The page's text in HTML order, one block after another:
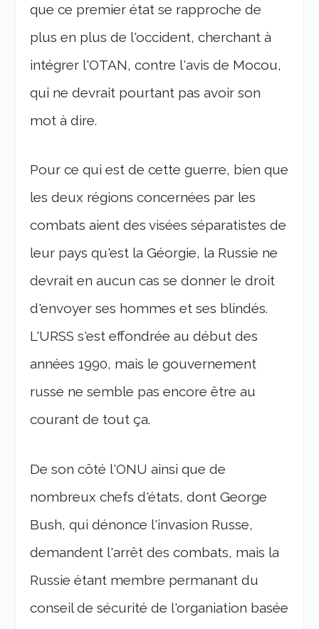
que ce premier état se rapproche de
plus en plus de l'occident, cherchant à
intégrer l'OTAN, contre l'avis de Mocou,
qui ne devrait pourtant pas avoir son
mot à dire.
Pour ce qui est de cette guerre, bien que
les deux régions concernées par les
combats aient des visées séparatistes de
leur pays qu'est la Géorgie, la Russie ne
devrait en aucun cas se donner le droit
d'envoyer ses hommes et ses blindés.
L'URSS s'est effondrée au début des
années 1990, mais le gouvernement
russe ne semble pas encore être au
courant de tout ça.
De son côté l'ONU ainsi que de
nombreux chefs d'états, dont George
Bush, qui dénonce l'invasion Russe,
demandent l'arrêt des combats, mais la
Russie étant membre permanant du
conseil de sécurité de l'organiation basée